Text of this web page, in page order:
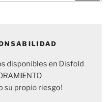
disponibles en Disfold
su propio riesgo!